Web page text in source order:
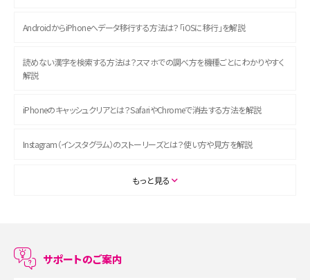
AndroidからiPhoneへデータ移行する方法は？「iOSに移行」を解説
読めない漢字を検索する方法は？スマホでの調べ方を機種ごとにわかりやすく
解説
iPhoneのキャッシュクリアとは？SafariやChromeで消去する方法を解説
Instagram（インスタグラム）のストーリーズとは？使い方や見方を解説
ASMRとは？初心者向けの代表ジャンルや楽しみ方を解説
LINEで友だちを削除する方法は？方法ごとの影響や復活・復元する方法も解説
もっと見る
サポートのご案内